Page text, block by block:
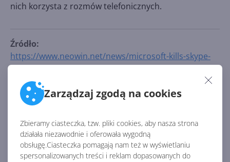
Zarządzaj zgodą na cookies
Zbieramy ciasteczka, tzw. pliki cookies, aby nasza strona
działała niezawodnie i oferowała wygodną
obsługę.Ciasteczka pomagają nam też w wyświetlaniu
spersonalizowanych treści i reklam dopasowanych do
nich korzysta z rozmów telefonicznych.
Źródło:
https://www.neowin.net/news/microsoft-kills-skype-
credits-offers-users-to-switch-to-a-subscription-
instead/
AKTUALNOŚCI Z KATEGORII SKYPE
To koniec Skype Credits.
Środki na koncie Skype
przestały być dostępne